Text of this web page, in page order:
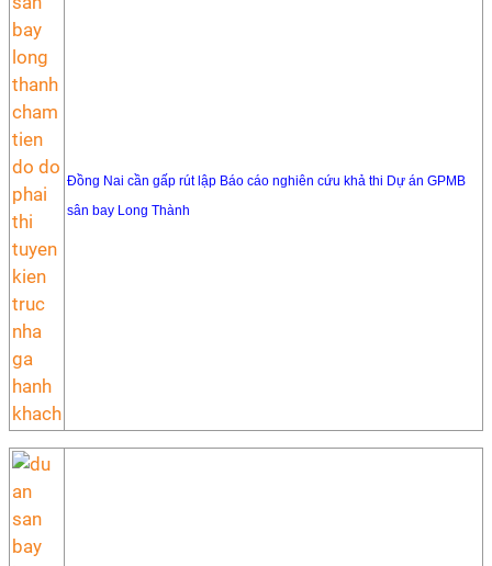
Đồng Nai cần gấp rút lập Báo cáo nghiên cứu khả thi Dự án GPMB
sân bay Long Thành